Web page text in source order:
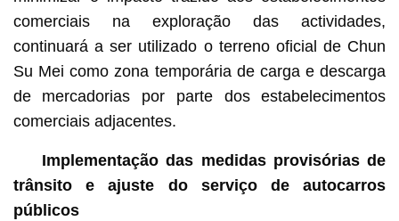
comerciais na exploração das actividades,
continuará a ser utilizado o terreno oficial de Chun
Su Mei como zona temporária de carga e descarga
de mercadorias por parte dos estabelecimentos
comerciais adjacentes.
Implementação das medidas provisórias de
trânsito e ajuste do serviço de autocarros
públicos